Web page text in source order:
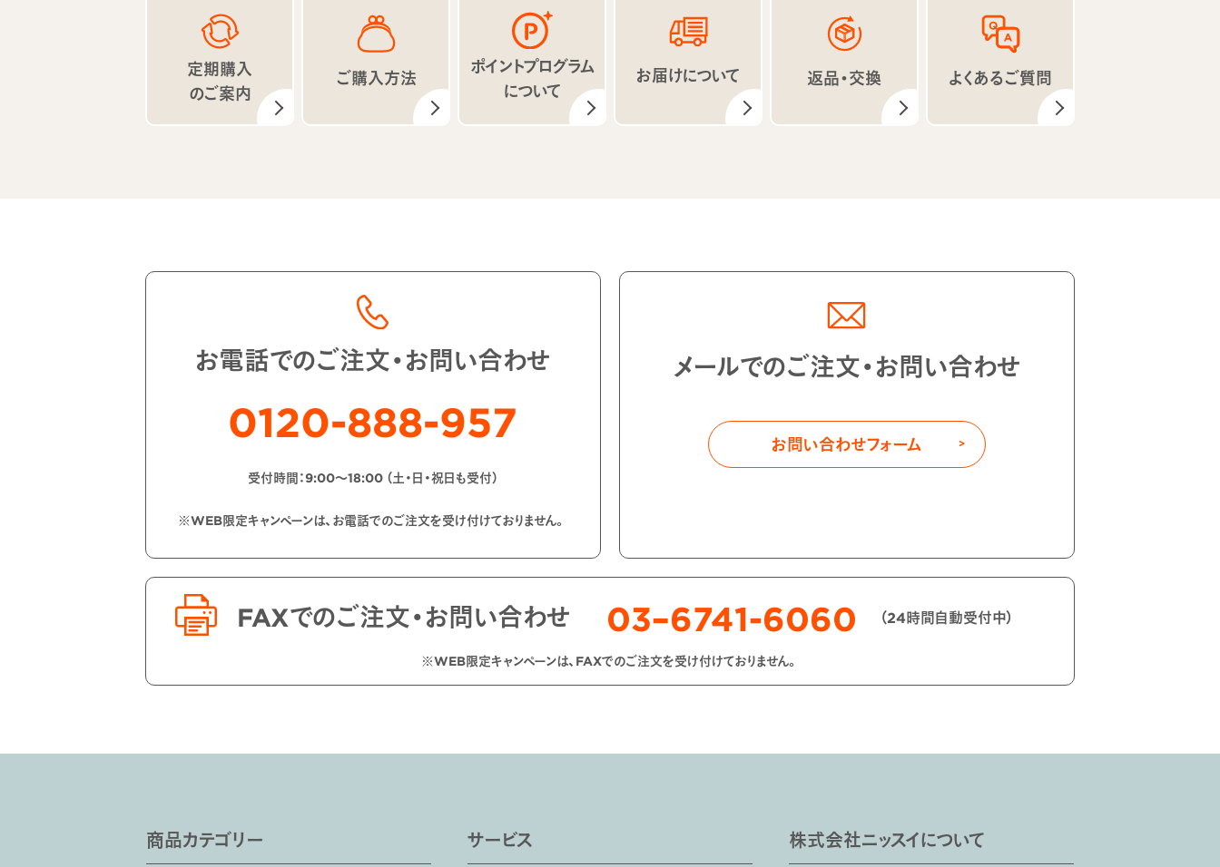
定期購入
のご案内
ご購入方法
ポイントプログラム
について
お届けについて 返品・交換 よくあるご質問
お電話でのご注文・お問い合わせ
0120-888-957
受付時間：9:00〜18:00 （土・日・祝日も受付）
※WEB限定キャンペーンは、お電話でのご注文を受け付けておりません。
メールでのご注文・お問い合わせ
お問い合わせフォーム
FAXでのご注文・お問い合わせ 03–6741-6060 （24時間自動受付中）
※WEB限定キャンペーンは、FAXでのご注文を受け付けておりません。
商品カテゴリー サービス 株式会社ニッスイについて